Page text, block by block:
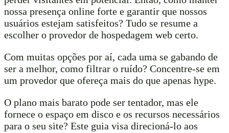
nossa presença online forte e garantir que nossos
usuários estejam satisfeitos? Tudo se resume a
escolher o provedor de hospedagem web certo.
Com muitas opções por aí, cada uma se gabando de
ser a melhor, como filtrar o ruído? Concentre-se em
um provedor que ofereça mais do que apenas hype.
O plano mais barato pode ser tentador, mas ele
fornece o espaço em disco e os recursos necessários
para o seu site? Este guia visa direcioná-lo aos